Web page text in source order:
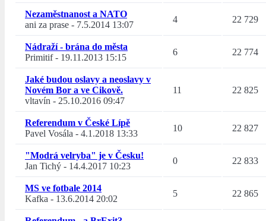
Nezaměstnanost a NATO
ani za prase - 7.5.2014 13:07
4 22 729
Nádraží - brána do města
Primitif- 19.11.2013 15:15
6 22 774
Jaké budou oslavy a neoslavy v
Novém Bor a ve Cikově.
vltavín - 25.10.2016 09:47
11 22 825
Referendum v České Lípě
Pavel Vosála - 4.1.2018 13:33
10 22 827
"Modrá velryba" je v Česku!
Jan Tichý - 14.4.2017 10:23
0 22 833
MS ve fotbale 2014
Kafka - 13.6.2014 20:02
5 22 865